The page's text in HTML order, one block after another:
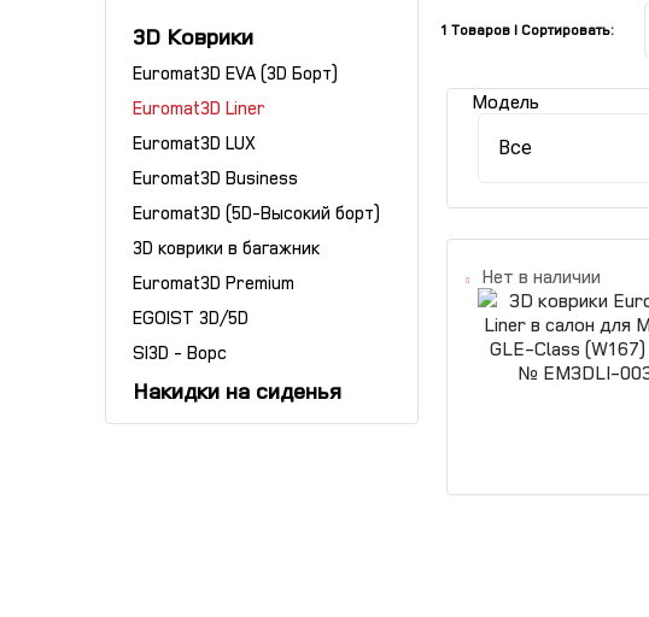
3D Коврики
Euromat3D EVA (3D Борт)
Euromat3D Liner
Euromat3D LUX
Euromat3D Business
Euromat3D (5D-Высокий борт)
3D коврики в багажник
Euromat3D Premium
EGOIST 3D/5D
SI3D - Ворс
Накидки на сиденья
1 Товаров I Сортировать:
Модель
Все
Нет в наличии